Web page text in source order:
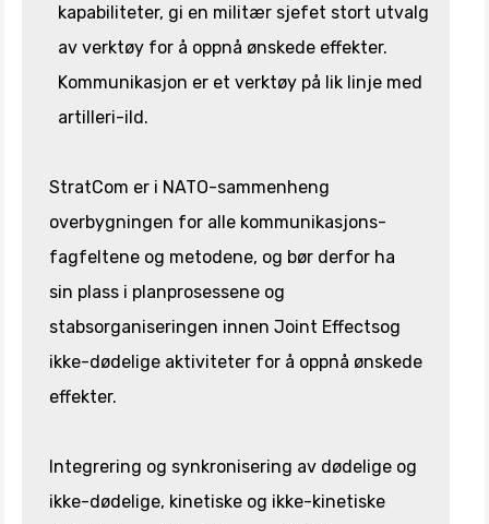
kapabiliteter, gi en militær sjefet stort utvalg
av verktøy for å oppnå ønskede effekter.
Kommunikasjon er et verktøy på lik linje med
artilleri-ild.
StratCom er i NATO-sammenheng
overbygningen for alle kommunikasjons-
fagfeltene og metodene, og bør derfor ha
sin plass i planprosessene og
stabsorganiseringen innen Joint Effectsog
ikke-dødelige aktiviteter for å oppnå ønskede
effekter.
Integrering og synkronisering av dødelige og
ikke-dødelige, kinetiske og ikke-kinetiske